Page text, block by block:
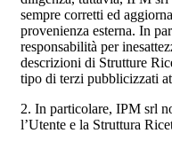
sempre corretti ed
provenienza esterna. In
responsabilità per
descrizioni di Strutture
tipo di terzi pubblicizzati
2. In particolare, IPM srl
l’Utente e la Struttura